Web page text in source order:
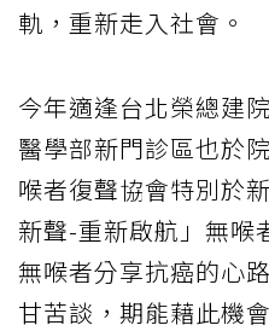
軌，重新走入社會。
今年適逢台北榮總建
醫學部新門診區也於
喉者復聲協會特別於
新聲-重新啟航」無喉
無喉者分享抗癌的心
甘苦談，期能藉此機